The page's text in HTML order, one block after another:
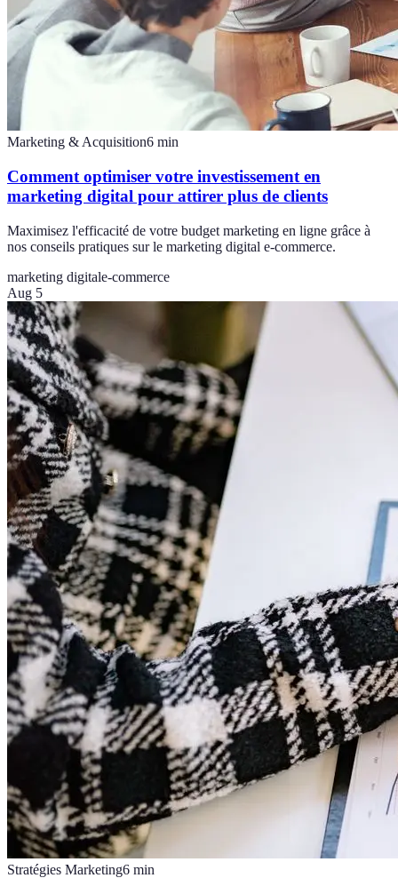
Marketing & Acquisition6 min
Comment optimiser votre investissement en
marketing digital pour attirer plus de clients
Maximisez l'efficacité de votre budget marketing en ligne grâce à
nos conseils pratiques sur le marketing digital e-commerce.
marketing digitale-commerce
Aug 5
Stratégies Marketing6 min